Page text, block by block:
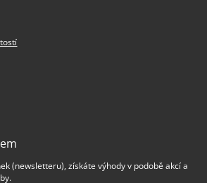
(newsletteru), získáte výhody v podobě akcí a